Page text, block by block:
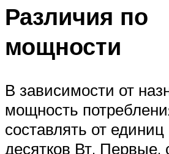
Различия по
мощности
В зависимости от
мощность
составлять от
десятков Вт. Первые,